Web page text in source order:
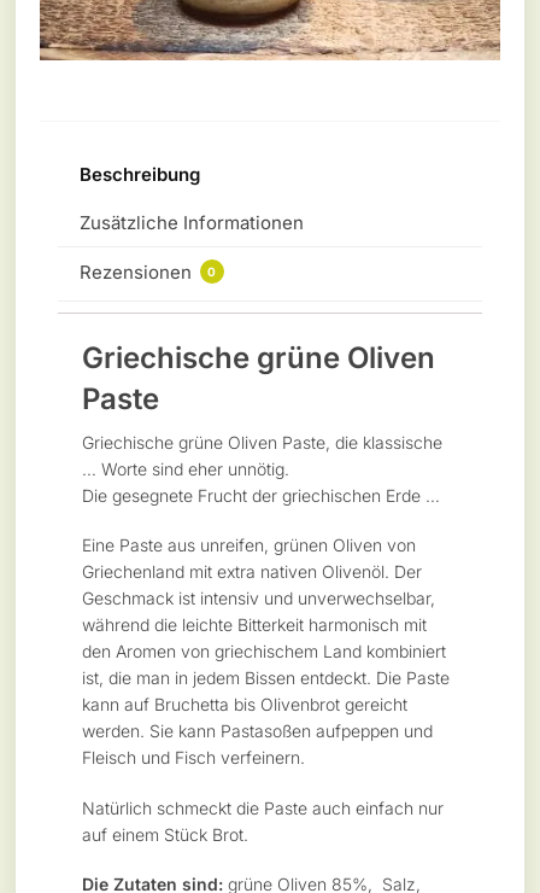
Beschreibung
Zusätzliche Informationen
Rezensionen 0
Griechische grüne Oliven
Paste
Griechische grüne Oliven Paste, die klassische
… Worte sind eher unnötig.
Die gesegnete Frucht der griechischen Erde …
Eine Paste aus unreifen, grünen Oliven von
Griechenland mit extra nativen Olivenöl. Der
Geschmack ist intensiv und unverwechselbar,
während die leichte Bitterkeit harmonisch mit
den Aromen von griechischem Land kombiniert
ist, die man in jedem Bissen entdeckt. Die Paste
kann auf Bruchetta bis Olivenbrot gereicht
werden. Sie kann Pastasoßen aufpeppen und
Fleisch und Fisch verfeinern.
Natürlich schmeckt die Paste auch einfach nur
auf einem Stück Brot.
Die Zutaten sind: grüne Oliven 85%, Salz,